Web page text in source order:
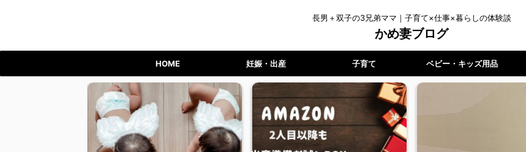
長男＋双子の3兄弟ママ｜子育て×仕事×暮らしの体験談
かめ妻ブログ
HOME 妊娠・出産 子育て ベビー・キッズ用品